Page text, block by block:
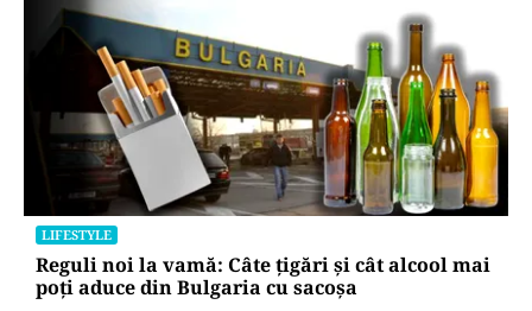
LIFESTYLE
Reguli noi la vamă: Câte țigări și cât alcool mai
poți aduce din Bulgaria cu sacoșa